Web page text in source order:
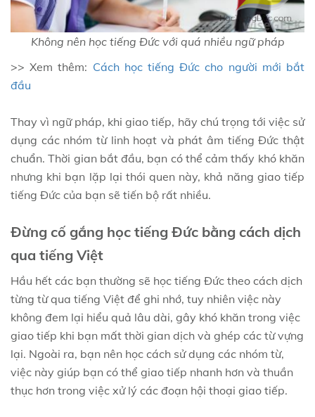
Không nên học tiếng Đức với quá nhiều ngữ pháp
>> Xem thêm: Cách học tiếng Đức cho người mới bắt
đầu
Thay vì ngữ pháp, khi giao tiếp, hãy chú trọng tới việc sử
dụng các nhóm từ linh hoạt và phát âm tiếng Đức thật
chuẩn. Thời gian bắt đầu, bạn có thể cảm thấy khó khăn
nhưng khi bạn lặp lại thói quen này, khả năng giao tiếp
tiếng Đức của bạn sẽ tiến bộ rất nhiều.
Đừng cố gắng học tiếng Đức bằng cách dịch
qua tiếng Việt
Hầu hết các bạn thường sẽ học tiếng Đức theo cách dịch
từng từ qua tiếng Việt để ghi nhớ, tuy nhiên việc này
không đem lại hiểu quả lâu dài, gây khó khăn trong việc
giao tiếp khi bạn mất thời gian dịch và ghép các từ vựng
lại. Ngoài ra, bạn nên học cách sử dụng các nhóm từ,
việc này giúp bạn có thể giao tiếp nhanh hơn và thuần
thục hơn trong việc xử lý các đoạn hội thoại giao tiếp.